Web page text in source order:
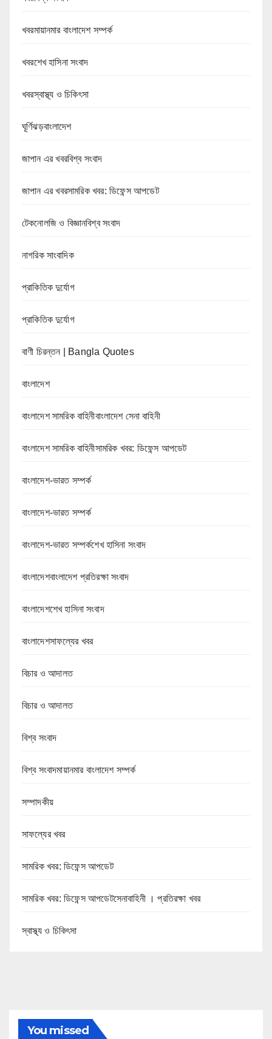
খবরমায়ানমার বাংলাদেশ সম্পর্ক
খবরশেখ হাসিনা সংবাদ
খবরস্বাস্থ্য ও চিকিৎসা
ঘূর্ণিঝড়বাংলাদেশ
জাপান এর খবরবিশ্ব সংবাদ
জাপান এর খবরসামরিক খবর: ডিফেন্স আপডেট
টেকনোলজি ও বিজ্ঞানবিশ্ব সংবাদ
নাগরিক সাংবাদিক
প্রাকিতিক দুর্যোগ
প্রাকিতিক দুর্যোগ
বাণী চিরন্তন | Bangla Quotes
বাংলাদেশ
বাংলাদেশ সামরিক বাহিনীবাংলাদেশ সেনা বাহিনী
বাংলাদেশ সামরিক বাহিনীসামরিক খবর: ডিফেন্স আপডেট
বাংলাদেশ-ভারত সম্পর্ক
বাংলাদেশ-ভারত সম্পর্ক
বাংলাদেশ-ভারত সম্পর্কশেখ হাসিনা সংবাদ
বাংলাদেশবাংলাদেশ প্রতিরক্ষা সংবাদ
বাংলাদেশশেখ হাসিনা সংবাদ
বাংলাদেশসাফল্যের খবর
বিচার ও আদালত
বিচার ও আদালত
বিশ্ব সংবাদ
বিশ্ব সংবাদমায়ানমার বাংলাদেশ সম্পর্ক
সম্পাদকীয়
সাফল্যের খবর
সামরিক খবর: ডিফেন্স আপডেট
সামরিক খবর: ডিফেন্স আপডেটসেনাবাহিনী । প্রতিরক্ষা খবর
স্বাস্থ্য ও চিকিৎসা
You missed